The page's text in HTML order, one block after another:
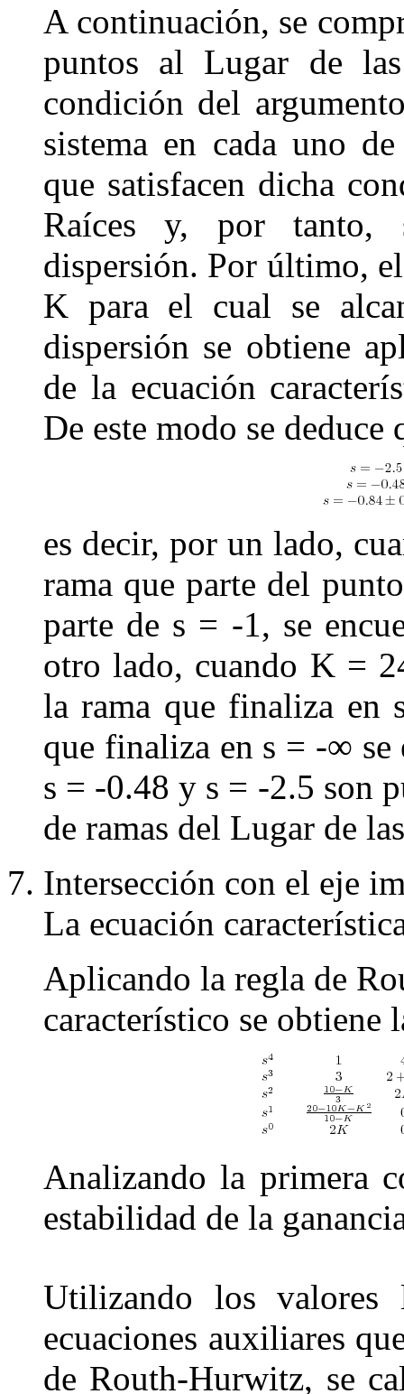
A continuación, se
puntos al Lugar de
condición del
sistema en cada uno
que satisfacen dicha
Raíces y, por tanto,
dispersión. Por último,
K para el cual se
dispersión se obtiene
de la ecuación
De este modo se deduce
es decir, por un lado,
rama que parte del
parte de s = -1, se
otro lado, cuando K =
la rama que finaliza en
que finaliza en s = -∞
s = -0.48 y s = -2.5 son
de ramas del Lugar de
Intersección con el eje
La ecuación
Aplicando la regla de
característico se obtiene
Analizando la primera
estabilidad de la
Utilizando los
ecuaciones auxiliares
de Routh-Hurwitz, se